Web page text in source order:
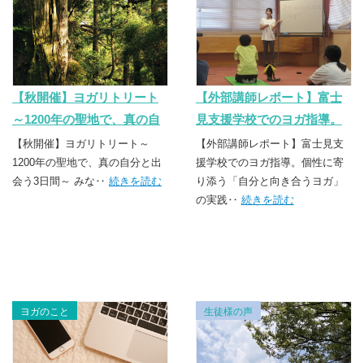
【秋開催】ヨガリトリート
～1200年の聖地で、真の自
分と出会う3日間～
【秋開催】ヨガリトリート～
1200年の聖地で、真の自分と出
会う3日間～ みな‥ 続きを読む
【外部講師レポート】富士
見支援学校でのヨガ指導。
個性に寄り添う「誠実なヨ
ガ」の実践
【外部講師レポート】富士見支
援学校でのヨガ指導。個性に寄
り添う「自分と向き合うヨガ」
の実践‥ 続きを読む
ヨガのこと 生徒様の声